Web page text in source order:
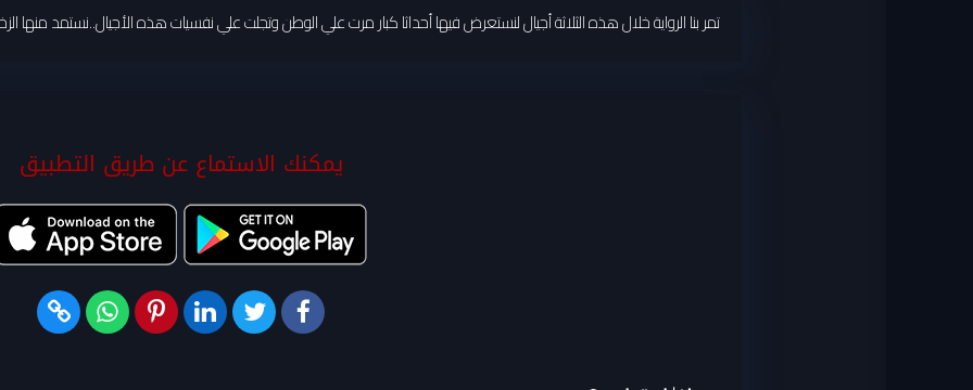
تمر بنا الرواية خلال هذه الثلاثة أجيال لنستعرض فيها أحداثا كبار مرت علي الوطن وتجلت علي نفسيات هذه الأجيال..نستمد منها
يمكنك الاستماع عن طريق التطبيق